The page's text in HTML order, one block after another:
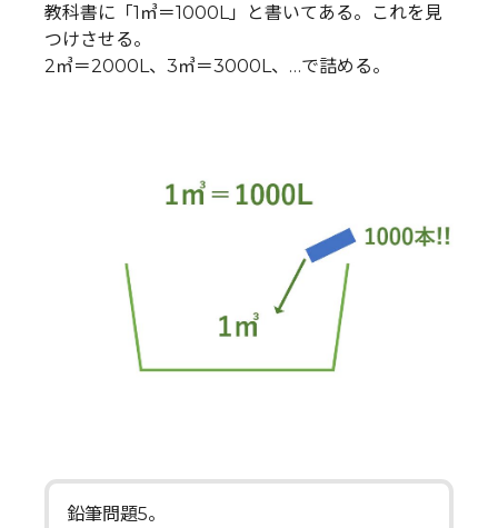
教科書に「1㎥＝1000L」と書いてある。これを見
つけさせる。
2㎥＝2000L、3㎥＝3000L、…で詰める。
鉛筆問題5。